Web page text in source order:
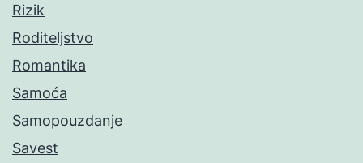
Rizik
Roditeljstvo
Romantika
Samoća
Samopouzdanje
Savest